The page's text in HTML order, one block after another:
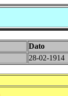
Dato
28-02-1914